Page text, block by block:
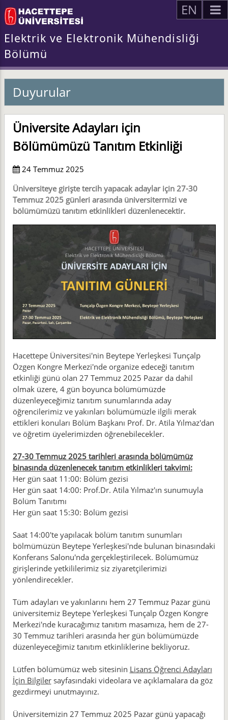
EN
Elektrik ve Elektronik Mühendisliği
Bölümü
Duyurular
Üniversite Adayları için
Bölümümüzü Tanıtım Etkinliği
24 Temmuz 2025
Üniversiteye girişte tercih yapacak adaylar için 27-30
Temmuz 2025 günleri arasında üniversitermizi ve
bölümümüzü tanıtım etkinlikleri düzenlenecektir.
Hacettepe Üniversitesi'nin Beytepe Yerleşkesi Tunçalp
Özgen Kongre Merkezi'nde organize edeceği tanıtım
etkinliği günü olan 27 Temmuz 2025 Pazar da dahil
olmak üzere, 4 gün boyunca bölümümüzde
düzenleyeceğimiz tanıtım sunumlarında aday
öğrencilerimiz ve yakınları bölümümüzle ilgili merak
ettikleri konuları Bölüm Başkanı Prof. Dr. Atila Yılmaz'dan
ve öğretim üyelerimizden öğrenebilecekler.
27-30 Temmuz 2025 tarihleri arasında bölümümüz
binasında düzenlenecek tanıtım etkinlikleri takvimi:
Her gün saat 11:00: Bölüm gezisi
Her gün saat 14:00: Prof.Dr. Atila Yılmaz'ın sunumuyla
Bölüm Tanıtımı
Her gün saat 15:30: Bölüm gezisi
Saat 14:00'te yapılacak bölüm tanıtım sunumları
bölmümüzün Beytepe Yerleşkesi'nde bulunan binasındaki
Konferans Salonu'nda gerçekleştirilecek. Bölümümüz
girişlerinde yetkililerimiz siz ziyaretçilerimizi
yönlendirecekler.
Tüm adayları ve yakınlarını hem 27 Temmuz Pazar günü
üniversitemiz Beytepe Yerleşkesi Tunçalp Özgen Kongre
Merkezi'nde kuracağımız tanıtım masamıza, hem de 27-
30 Temmuz tarihleri arasında her gün bölümümüzde
düzenleyeceğimiz tanıtım etkinliklerine bekliyoruz.
Lütfen bölümümüz web sitesinin Lisans Öğrenci Adayları
İçin Bilgilersayfasındaki videolara ve açıklamalara da göz
gezdirmeyi unutmayınız.
Üniversitemizin 27 Temmuz 2025 Pazar günü yapacağı